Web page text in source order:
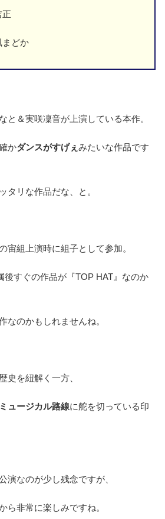
正
まどか
と＆実咲凜音が上演している本作。
かダンスがすげぇ みたいな作品です
タリな作品だな、と。
宙組上演時に組子として参加。
後すぐの作品が『TOP HAT』なのか
なのかもしれませんね。
史を紐解く一方、
ュージカル路線に舵を切っている印
演なのが少し残念ですが、
ら非常に楽しみですね。